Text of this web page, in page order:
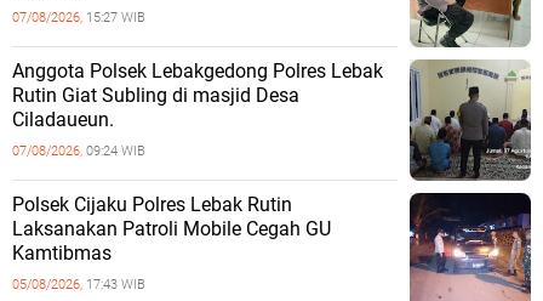
07/08/2026, 15:27 WIB
Anggota Polsek Lebakgedong Polres Lebak
Rutin Giat Subling di masjid Desa
Ciladaueun.
07/08/2026, 09:24 WIB
Polsek Cijaku Polres Lebak Rutin
Laksanakan Patroli Mobile Cegah GU
Kamtibmas
05/08/2026, 17:43 WIB